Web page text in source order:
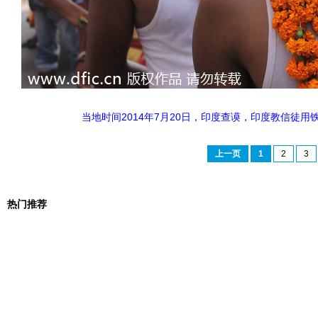
当地时间2014年7月20日，印度查谟，印度教信徒用
上一页 1 2 3
热门推荐